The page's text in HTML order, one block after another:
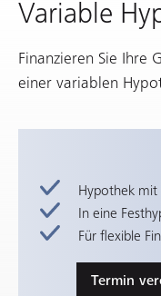
Variable
Finanzieren Sie Ihre
einer variablen
Hypothek
In eine
Für flexible
Termin